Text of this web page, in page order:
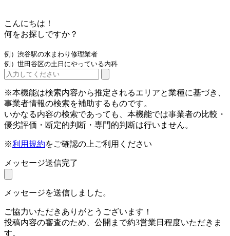
こんにちは！
何をお探しですか？
例）渋谷駅の水まわり修理業者
例）世田谷区の土日にやっている内科
※本機能は検索内容から推定されるエリアと業種に基づき、
事業者情報の検索を補助するものです。
いかなる内容の検索であっても、本機能では事業者の比較・
優劣評価・断定的判断・専門的判断は行いません。
※利用規約をご確認の上ご利用ください
メッセージ送信完了
メッセージを送信しました。
ご協力いただきありがとうございます！
投稿内容の審査のため、公開まで約3営業日程度いただきま
す。